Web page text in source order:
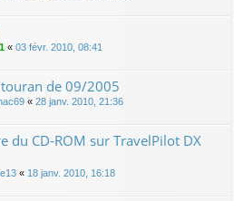
« 03 févr. 2010, 08:41
touran de 09/2005
« 28 janv. 2010, 21:36
du CD-ROM sur TravelPilot DX
« 18 janv. 2010, 16:18